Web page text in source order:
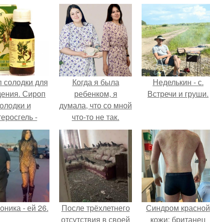
для
Сироп
и
-
чистка
Когда я была
ребенком, я
думала, что со мной
что-то не так.
Неделькин - с.
Встречи и груши.
- ей 26.
После трёхлетнего
отсутствия в своей
Синдром красной
кожи: британец